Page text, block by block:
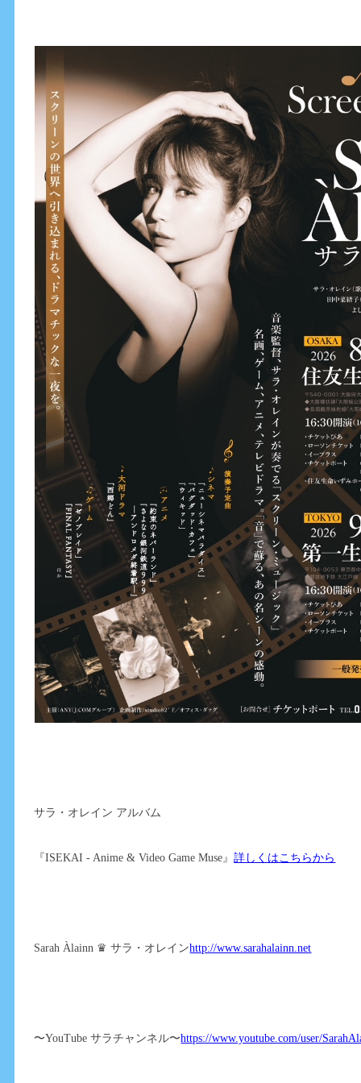
サラ・オレイン アルバム
『ISEKAI - Anime & Video Game Muse』詳しくはこちらから
Sarah Àlainn ♛ サラ・オレインhttp://www.sarahalainn.net
〜YouTube サラチャンネル〜https://www.youtube.com/user/